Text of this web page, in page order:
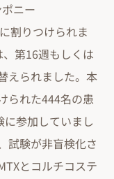
ニー
割りつけられま
第16週もしくは
えられました。本
られた444名の患
参加していまし
試験が非盲検化さ
とコルチコステ